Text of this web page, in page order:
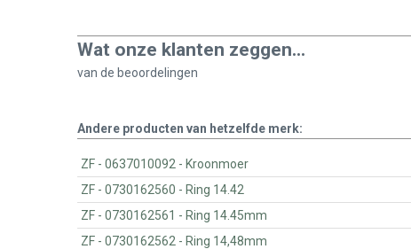
Wat onze klanten zeggen...
van de beoordelingen
Andere producten van hetzelfde merk:
ZF - 0637010092 - Kroonmoer
ZF - 0730162560 - Ring 14.42
ZF - 0730162561 - Ring 14.45mm
ZF - 0730162562 - Ring 14,48mm